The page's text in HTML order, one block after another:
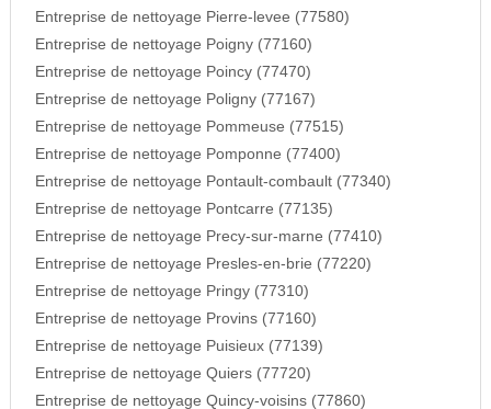
Entreprise de nettoyage Pierre-levee (77580)
Entreprise de nettoyage Poigny (77160)
Entreprise de nettoyage Poincy (77470)
Entreprise de nettoyage Poligny (77167)
Entreprise de nettoyage Pommeuse (77515)
Entreprise de nettoyage Pomponne (77400)
Entreprise de nettoyage Pontault-combault (77340)
Entreprise de nettoyage Pontcarre (77135)
Entreprise de nettoyage Precy-sur-marne (77410)
Entreprise de nettoyage Presles-en-brie (77220)
Entreprise de nettoyage Pringy (77310)
Entreprise de nettoyage Provins (77160)
Entreprise de nettoyage Puisieux (77139)
Entreprise de nettoyage Quiers (77720)
Entreprise de nettoyage Quincy-voisins (77860)